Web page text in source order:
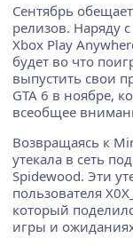
Сентябрь
релизов. Наряду
Xbox Play
будет во что
выпустить свои
GTA 6 в ноябре,
всеобщее
Возвращаясь к
утекала в сеть
Spidewood. Эти
пользователя
который
игры и